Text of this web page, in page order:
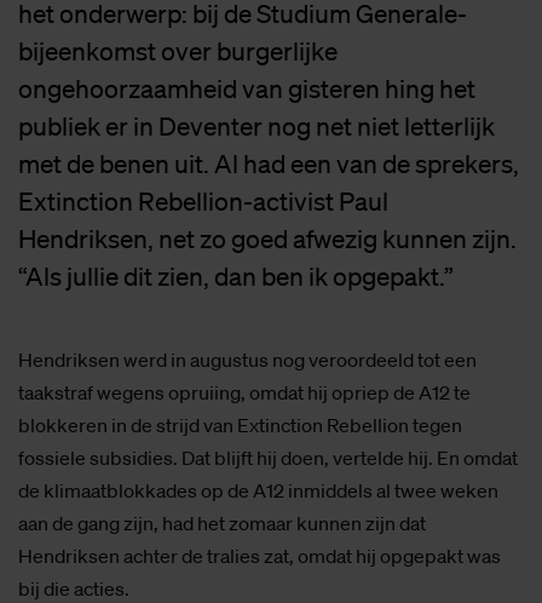
het onderwerp: bij de Studium Generale-
bijeenkomst over burgerlijke
ongehoorzaamheid van gisteren hing het
publiek er in Deventer nog net niet letterlijk
met de benen uit. Al had een van de sprekers,
Extinction Rebellion-activist Paul
Hendriksen, net zo goed afwezig kunnen zijn.
“Als jullie dit zien, dan ben ik opgepakt.”
Hendriksen werd in augustus nog veroordeeld tot een
taakstraf wegens opruiing, omdat hij opriep de A12 te
blokkeren in de strijd van Extinction Rebellion tegen
fossiele subsidies. Dat blijft hij doen, vertelde hij. En omdat
de klimaatblokkades op de A12 inmiddels al twee weken
aan de gang zijn, had het zomaar kunnen zijn dat
Hendriksen achter de tralies zat, omdat hij opgepakt was
bij die acties.